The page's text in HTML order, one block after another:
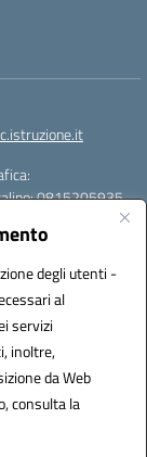
degli utenti -
al
servizi
inoltre,
da Web
consulta la
0815205935
|
UFOYYV |